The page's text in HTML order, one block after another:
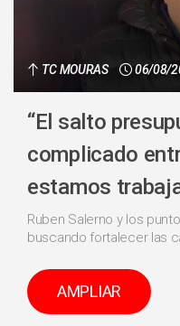
TC MOURAS 06/08/
“El salto
complicado
estamos
Ruben Salerno y los
buscando fortalecer las
AMPLIAR